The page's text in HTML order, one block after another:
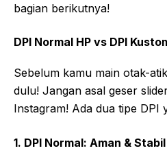
bagian berikutnya!
DPI Normal HP vs DPI
Sebelum kamu main otak-
dulu! Jangan asal geser
Instagram! Ada dua tipe DPI
1. DPI Normal: Aman & Stabil